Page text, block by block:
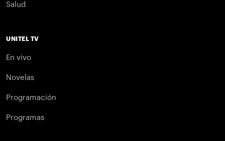
Salud
UNITEL TV
En vivo
Novelas
Programación
Programas